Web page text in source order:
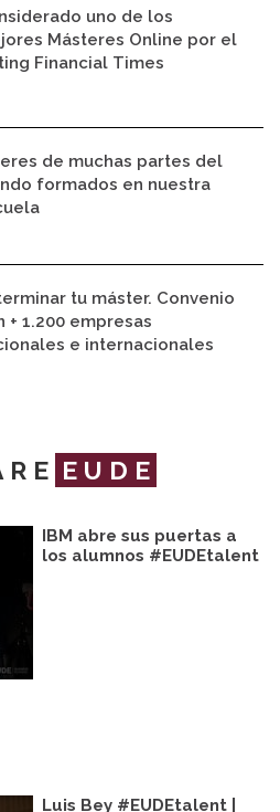
uno de los
Másteres Online por el
Financial Times
de muchas partes del
formados en nuestra
tu máster. Convenio
+ 1.200 empresas
e internacionales
EUDE
IBM abre sus puertas a
los alumnos #EUDEtalent
Luis Bey #EUDEtalent |